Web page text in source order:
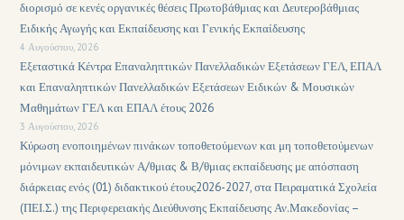
διορισμό σε κενές οργανικές θέσεις Πρωτοβάθμιας και Δευτεροβάθμιας
Ειδικής Αγωγής και Εκπαίδευσης και Γενικής Εκπαίδευσης
4 Αυγούστου, 2026
Εξεταστικά Κέντρα Επαναληπτικών Πανελλαδικών Εξετάσεων ΓΕΛ, ΕΠΑΛ
και Επαναληπτικών Πανελλαδικών Εξετάσεων Ειδικών & Μουσικών
Μαθημάτων ΓΕΛ και ΕΠΑΛ έτους 2026
3 Αυγούστου, 2026
Κύρωση ενοποιημένων πινάκων τοποθετούμενων και μη τοποθετούμενων
μόνιμων εκπαιδευτικών Α/θμιας & Β/θμιας εκπαίδευσης με απόσπαση
διάρκειας ενός (01) διδακτικού έτους2026-2027, στα Πειραματικά Σχολεία
(ΠΕΙ.Σ.) της Περιφερειακής Διεύθυνσης Εκπαίδευσης Αν.Μακεδονίας –